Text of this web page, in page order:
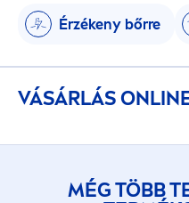
Érzékeny bőrre
VÁSÁRLÁS
MÉG TÖBB